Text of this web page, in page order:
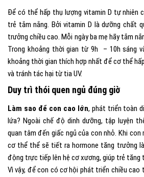
Để có thể hấp thụ lượng vitamin D tự nhiên
trẻ tắm nắng. Bởi vitamin D là dưỡng chất
trưởng chiều cao. Mỗi ngày ba mẹ hãy tắm
Trong khoảng thời gian từ 9h – 10h sáng
khoảng thời gian thích hợp nhất để cơ thể
và tránh tác hại từ tia UV.
Duy trì thói quen ngủ đúng giờ
Làm sao để con cao lớn, phát triển toàn
lứa? Ngoài chế độ dinh dưỡng, tập luyện
quan tâm đến giấc ngủ của con nhỏ. Khi con
cơ thể thể sẽ tiết ra hormone tăng trưởng
động trực tiếp lên hệ cơ xương, giúp trẻ
Vì vậy, để con có cơ hội phát triển chiều cao